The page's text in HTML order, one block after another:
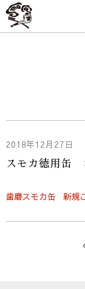
2018年12月27日
スモカ徳用缶
歯磨スモカ缶 新規